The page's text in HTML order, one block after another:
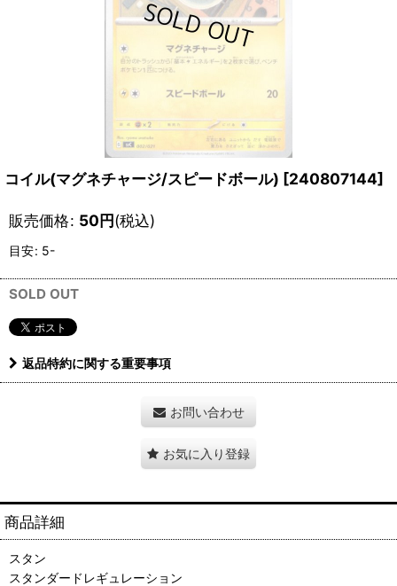
コイル(マグネチャージ/スピードボール) [240807144]
販売価格: 50円(税込)
目安: 5-
SOLD OUT
返品特約に関する重要事項
お問い合わせ
お気に入り登録
商品詳細
スタン
スタンダードレギュレーション